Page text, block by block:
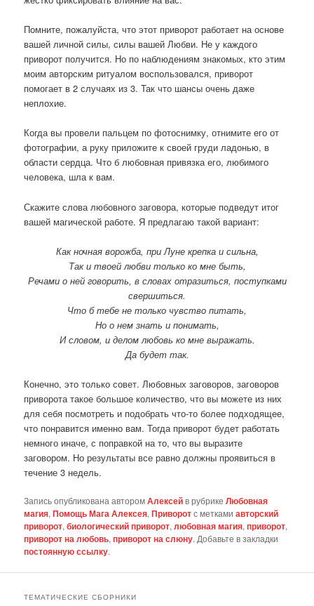
Помните, пожалуйста, что этот приворот работает на основе
вашей личной силы, силы вашей Любви. Не у каждого
приворот получится. Но по наблюдениям знакомых, кто этим
моим авторским ритуалом воспользовался, приворот
помогает в 2 случаях из 3. Так что шансы очень даже
неплохие.
Когда вы провели пальцем по фотоснимку, отнимите его от
фотографии, а руку приложите к своей груди ладонью, в
области сердца. Что б любовная привязка его, любимого
человека, шла к вам.
Скажите слова любовного заговора, которые подведут итог
вашей магической работе. Я предлагаю такой вариант:
Как ночная ворожба, при Луне крепка и сильна,
Так и твоей любви только ко мне быть,
Речами о ней говорить, в словах отразиться, поступками
свершиться.
Что б тебе не только чувство питать,
Но о нем знать и понимать,
И словом, и делом любовь ко мне выражать.
Да будет так.
Конечно, это только совет. Любовных заговоров, заговоров
приворота такое большое количество, что вы можете из них
для себя посмотреть и подобрать что-то более подходящее,
что понравится именно вам. Тогда приворот будет работать
немного иначе, с поправкой на то, что вы выразите
заговором. Но результаты все равно должны проявиться в
течение 3 недель.
Запись опубликована авторомАлексейв рубрикеЛюбовная
магия,Помощь Мага Алексея,Приворотс меткамиавторский
приворот,биологический приворот,любовная магия,приворот,
приворот на любовь,приворот на слюну. Добавьте в закладки
постоянную ссылку.
ТЕМАТИЧЕСКИЕ СБОРНИКИ